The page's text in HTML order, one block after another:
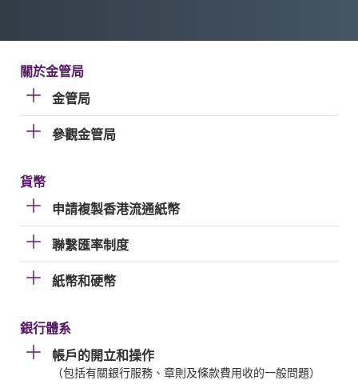
關於金管局
金管局
參觀金管局
貨幣
申請複製香港流通紙幣
聯繫匯率制度
紙幣和硬幣
銀行體系
帳戶的開立和操作
（包括有關銀行服務、章則及條款費用收的一般問題）